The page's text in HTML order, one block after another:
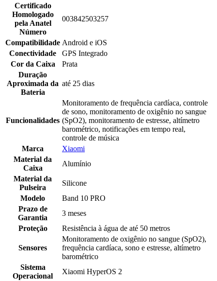
Certificado
Homologado
pela Anatel
Número
003842503257
Compatibilidade Android e iOS
Conectividade
GPS Integrado
Cor da Caixa
Prata
Duração
Aproximada da
Bateria
até 25 dias
Funcionalidades
Monitoramento de frequência cardíaca, controle
de sono, monitoramento de oxigênio no sangue
(SpO2), monitoramento de estresse, altímetro
barométrico, notificações em tempo real,
controle de música
Marca
Xiaomi
Material da
Caixa
Alumínio
Material da
Pulseira
Silicone
Modelo
Band 10 PRO
Prazo de
Garantia
3 meses
Proteção
Resistência à água de até 50 metros
Sensores
Monitoramento de oxigênio no sangue (SpO2),
frequência cardíaca, sono e estresse, altímetro
barométrico
Sistema
Operacional
Xiaomi HyperOS 2